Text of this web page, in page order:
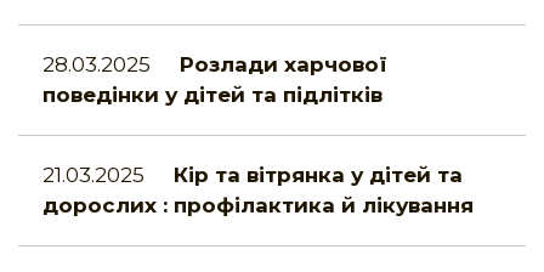
28.03.2025
Розлади харчової
поведінки у дітей та підлітків
21.03.2025
Кір та вітрянка у дітей та
дорослих : профілактика й лікування